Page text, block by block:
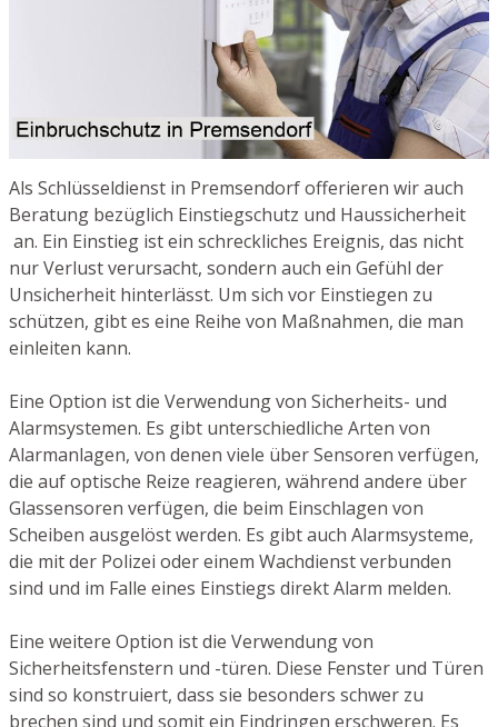
Als Schlüsseldienst in Premsendorf offerieren wir auch
Beratung bezüglich Einstiegschutz und Haussicherheit
an. Ein Einstieg ist ein schreckliches Ereignis, das nicht
nur Verlust verursacht, sondern auch ein Gefühl der
Unsicherheit hinterlässt. Um sich vor Einstiegen zu
schützen, gibt es eine Reihe von Maßnahmen, die man
einleiten kann.
Eine Option ist die Verwendung von Sicherheits- und
Alarmsystemen. Es gibt unterschiedliche Arten von
Alarmanlagen, von denen viele über Sensoren verfügen,
die auf optische Reize reagieren, während andere über
Glassensoren verfügen, die beim Einschlagen von
Scheiben ausgelöst werden. Es gibt auch Alarmsysteme,
die mit der Polizei oder einem Wachdienst verbunden
sind und im Falle eines Einstiegs direkt Alarm melden.
Eine weitere Option ist die Verwendung von
Sicherheitsfenstern und -türen. Diese Fenster und Türen
sind so konstruiert, dass sie besonders schwer zu
brechen sind und somit ein Eindringen erschweren. Es